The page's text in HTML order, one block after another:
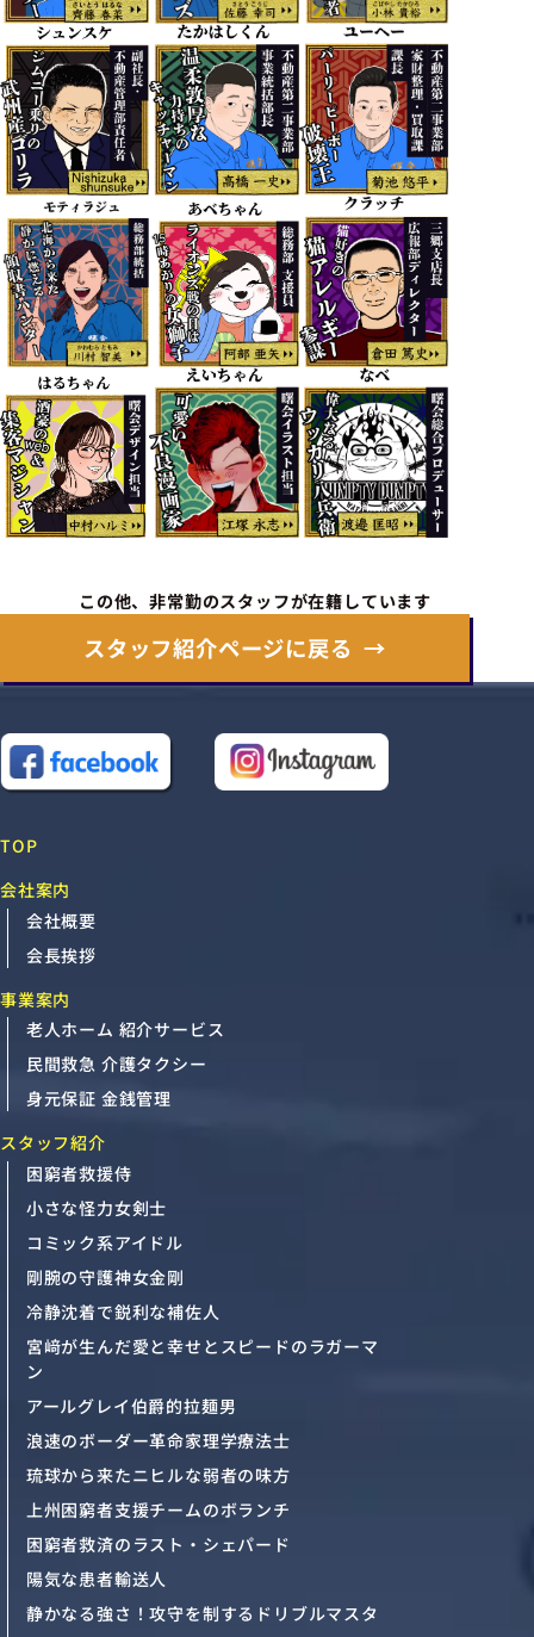
この他、非常勤のスタッフが在籍しています
スタッフ紹介ページに戻る
TOP
会社案内
会社概要
会長挨拶
事業案内
老人ホーム 紹介サービス
民間救急 介護タクシー
身元保証 金銭管理
スタッフ紹介
困窮者救援侍
小さな怪力女剣士
コミック系アイドル
剛腕の守護神女金剛
冷静沈着で鋭利な補佐人
宮﨑が生んだ愛と幸せとスピードのラガーマ
ン
アールグレイ伯爵的拉麺男
浪速のボーダー革命家理学療法士
琉球から来たニヒルな弱者の味方
上州困窮者支援チームのボランチ
困窮者救済のラスト・シェパード
陽気な患者輸送人
静かなる強さ！攻守を制するドリブルマスタ